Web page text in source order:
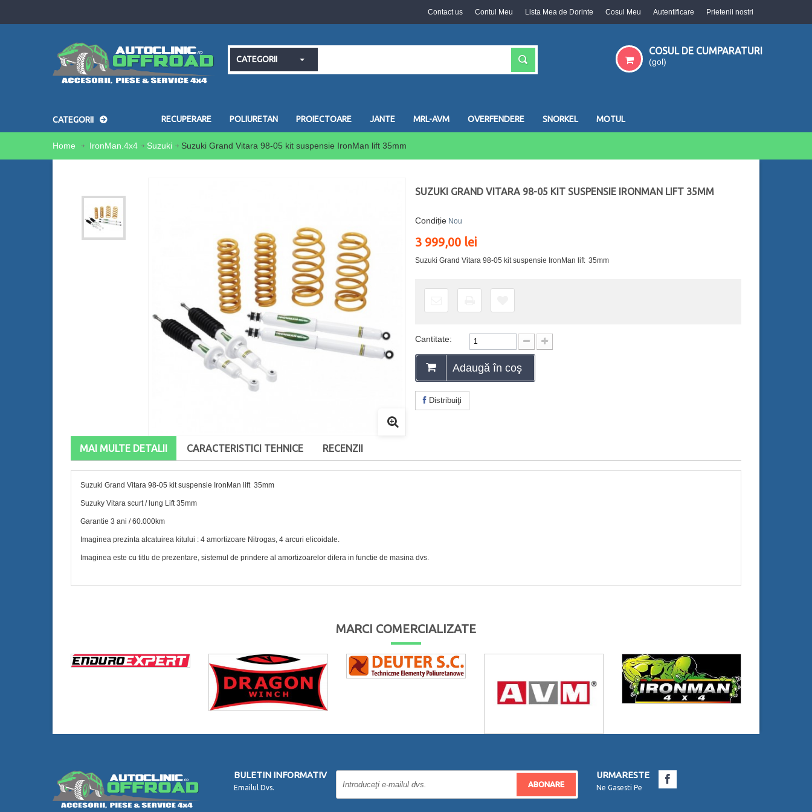
Prietenii nostri
Contact us Contul Meu Lista Mea de Dorinte Cosul Meu Autentificare
CATEGORII
COSUL DE CUMPARATURI
(gol)
CATEGORII RECUPERARE POLIURETAN PROIECTOARE JANTE MRL-AVM OVERFENDERE SNORKEL MOTUL
Home IronMan.4x4 Suzuki Suzuki Grand Vitara 98-05 kit suspensie IronMan lift 35mm
SUZUKI GRAND VITARA 98-05 KIT SUSPENSIE IRONMAN LIFT 35MM
Condiție Nou
3 999,00 lei
Suzuki Grand Vitara 98-05 kit suspensie IronMan lift 35mm
Cantitate:
Adaugă în coş
Distribuiţi
MAI MULTE DETALII CARACTERISTICI TEHNICE RECENZII
Suzuki Grand Vitara 98-05 kit suspensie IronMan lift 35mm
Suzuky Vitara scurt / lung Lift 35mm
Garantie 3 ani / 60.000km
Imaginea prezinta alcatuirea kitului : 4 amortizoare Nitrogas, 4 arcuri elicoidale.
Imaginea este cu titlu de prezentare, sistemul de prindere al amortizoarelor difera in functie de masina dvs.
MARCI COMERCIALIZATE
BULETIN INFORMATIV
Emailul Dvs. ABONARE
URMARESTE
Ne Gasesti Pe